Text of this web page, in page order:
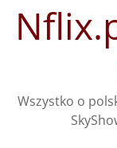
treści
Wszystko o